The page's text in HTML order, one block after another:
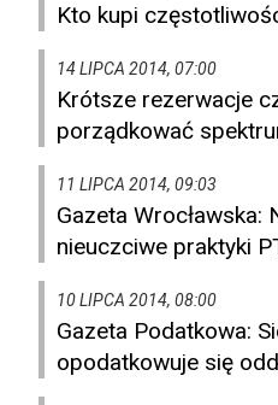
Kto kupi
14 LIPCA 2014, 07:00
Krótsze rezerwacje
porządkować
11 LIPCA 2014, 09:03
Gazeta Wrocławska:
nieuczciwe praktyki
10 LIPCA 2014, 08:00
Gazeta Podatkowa:
opodatkowuje się